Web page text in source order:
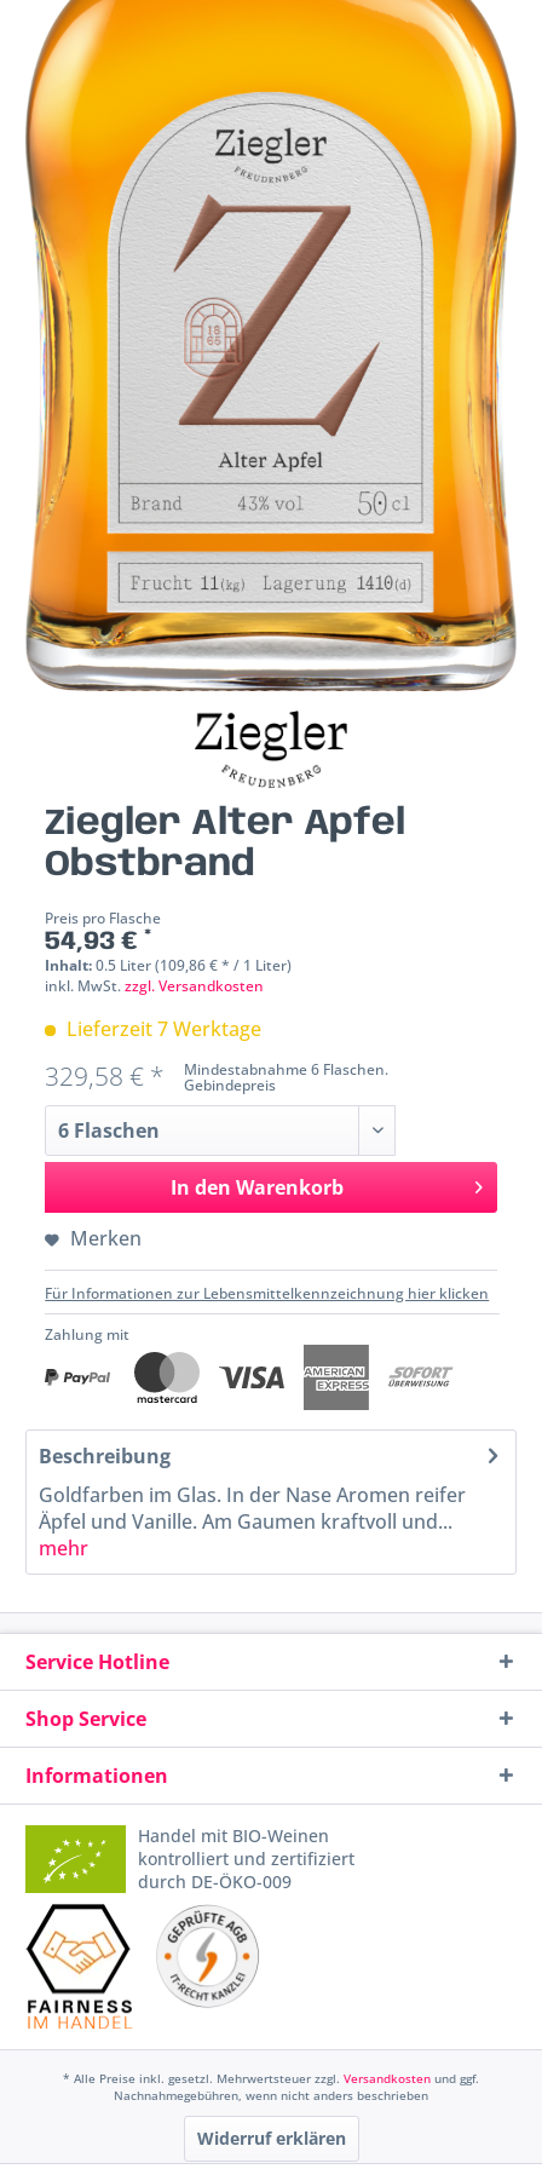
Ziegler Alter Apfel
Obstbrand
Preis pro Flasche
54,93 € *
Inhalt:0.5 Liter (109,86 € * / 1 Liter)
inkl. MwSt.zzgl. Versandkosten
Lieferzeit 7 Werktage
Mindestabnahme 6 Flaschen.
Gebindepreis
329,58 € *
In den Warenkorb
Merken
Für Informationen zur Lebensmittelkennzeichnung hier klicken
Zahlung mit
Beschreibung
Goldfarben im Glas. In der Nase Aromen reifer
Äpfel und Vanille. Am Gaumen kraftvoll und...
mehr
Service Hotline
Shop Service
Informationen
Handel mit BIO-Weinen
kontrolliert und zertifiziert
durch DE-ÖKO-009
* Alle Preise inkl. gesetzl. Mehrwertsteuer zzgl. Versandkosten und ggf.
Nachnahmegebühren, wenn nicht anders beschrieben
Widerruf erklären